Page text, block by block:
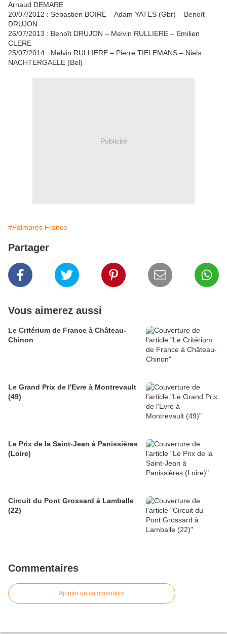
Arnaud DEMARE
20/07/2012 : Sébastien BOIRE – Adam YATES (Gbr) – Benoît
DRUJON
26/07/2013 : Benoît DRUJON – Melvin RULLIERE – Emilien
CLERE
25/07/2014 : Melvin RULLIERE – Pierre TIELEMANS – Niels
NACHTERGAELE (Bel)
Publicité
#Palmarès France
Partager
Vous aimerez aussi
Le Critérium de France à Château-
Chinon
Le Grand Prix de l'Evre à Montrevault
(49)
Le Prix de la Saint-Jean à Panissières
(Loire)
Circuit du Pont Grossard à Lamballe
(22)
Commentaires
Ajouter un commentaire